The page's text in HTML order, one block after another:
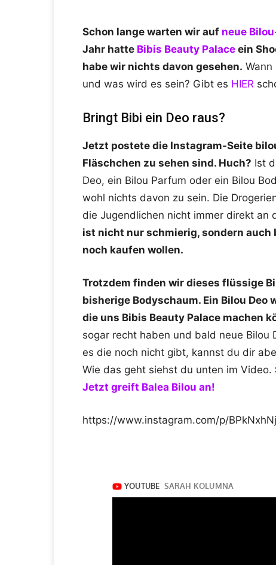
Schon lange warten wir auf neue
Jahr hatte Bibis Beauty Palace ein
habe wir nichts davon gesehen.
und was wird es sein? Gibt es HIER
Bringt Bibi ein Deo raus?
Jetzt postete die Instagram-Seite
Fläschchen zu sehen sind. Huch? Ist
Deo, ein Bilou Parfum oder ein Bilou
wohl nichts davon zu sein. Die
die Jugendlichen nicht immer direkt an
ist nicht nur schmierig, sondern auch
noch kaufen wollen.
Trotzdem finden wir dieses flüssige
bisherige Bodyschaum. Ein Bilou Deo
die uns Bibis Beauty Palace machen
sogar recht haben und bald neue Bilou
es die noch nicht gibt, kannst du dir
Wie das geht siehst du unten im Video.
Jetzt greift Balea Bilou an!
https://www.instagram.com/p/